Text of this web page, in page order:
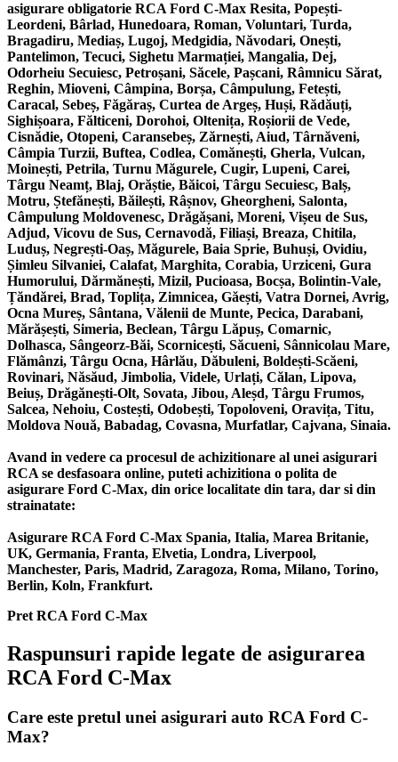
asigurare obligatorie RCA Ford C-Max Resita, Popești-
Leordeni, Bârlad, Hunedoara, Roman, Voluntari, Turda,
Bragadiru, Mediaș, Lugoj, Medgidia, Năvodari, Onești,
Pantelimon, Tecuci, Sighetu Marmației, Mangalia, Dej,
Odorheiu Secuiesc, Petroșani, Săcele, Pașcani, Râmnicu Sărat,
Reghin, Mioveni, Câmpina, Borșa, Câmpulung, Fetești,
Caracal, Sebeș, Făgăraș, Curtea de Argeș, Huși, Rădăuți,
Sighișoara, Fălticeni, Dorohoi, Oltenița, Roșiorii de Vede,
Cisnădie, Otopeni, Caransebeș, Zărnești, Aiud, Târnăveni,
Câmpia Turzii, Buftea, Codlea, Comănești, Gherla, Vulcan,
Moinești, Petrila, Turnu Măgurele, Cugir, Lupeni, Carei,
Târgu Neamț, Blaj, Orăștie, Băicoi, Târgu Secuiesc, Balș,
Motru, Ștefănești, Băilești, Râșnov, Gheorgheni, Salonta,
Câmpulung Moldovenesc, Drăgășani, Moreni, Vișeu de Sus,
Adjud, Vicovu de Sus, Cernavodă, Filiași, Breaza, Chitila,
Luduș, Negrești-Oaș, Măgurele, Baia Sprie, Buhuși, Ovidiu,
Șimleu Silvaniei, Calafat, Marghita, Corabia, Urziceni, Gura
Humorului, Dărmănești, Mizil, Pucioasa, Bocșa, Bolintin-Vale,
Țăndărei, Brad, Toplița, Zimnicea, Găești, Vatra Dornei, Avrig,
Ocna Mureș, Sântana, Vălenii de Munte, Pecica, Darabani,
Mărășești, Simeria, Beclean, Târgu Lăpuș, Comarnic,
Dolhasca, Sângeorz-Băi, Scornicești, Săcueni, Sânnicolau Mare,
Flămânzi, Târgu Ocna, Hârlău, Dăbuleni, Boldești-Scăeni,
Rovinari, Năsăud, Jimbolia, Videle, Urlați, Călan, Lipova,
Beiuș, Drăgănești-Olt, Sovata, Jibou, Aleșd, Târgu Frumos,
Salcea, Nehoiu, Costești, Odobești, Topoloveni, Oravița, Titu,
Moldova Nouă, Babadag, Covasna, Murfatlar, Cajvana, Sinaia.
Avand in vedere ca procesul de achizitionare al unei asigurari
RCA se desfasoara online, puteti achizitiona o polita de
asigurare Ford C-Max, din orice localitate din tara, dar si din
strainatate:
Asigurare RCA Ford C-Max Spania, Italia, Marea Britanie,
UK, Germania, Franta, Elvetia, Londra, Liverpool,
Manchester, Paris, Madrid, Zaragoza, Roma, Milano, Torino,
Berlin, Koln, Frankfurt.
Pret RCA Ford C-Max
Raspunsuri rapide legate de asigurarea
RCA Ford C-Max
Care este pretul unei asigurari auto RCA Ford C-
Max?